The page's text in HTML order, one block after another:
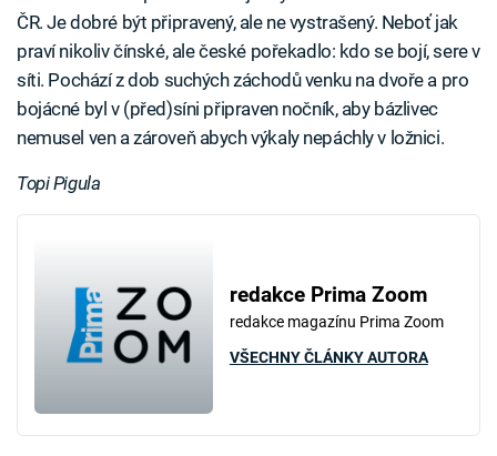
ČR. Je dobré být připravený, ale ne vystrašený. Neboť jak
praví nikoliv čínské, ale české pořekadlo: kdo se bojí, sere v
síti. Pochází z dob suchých záchodů venku na dvoře a pro
bojácné byl v (před)síni připraven nočník, aby bázlivec
nemusel ven a zároveň abych výkaly nepáchly v ložnici.
Topi Pigula
redakce Prima Zoom
redakce magazínu Prima Zoom
VŠECHNY ČLÁNKY AUTORA